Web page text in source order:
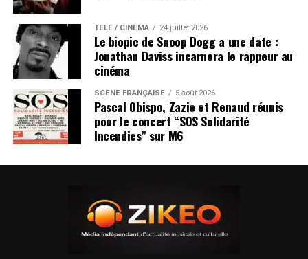
TÉLÉ / CINÉMA 24 juillet 2026
Le biopic de Snoop Dogg a une date :
Jonathan Daviss incarnera le rappeur au
cinéma
SCÈNE FRANÇAISE 5 août 2026
Pascal Obispo, Zazie et Renaud réunis
pour le concert “SOS Solidarité
Incendies” sur M6